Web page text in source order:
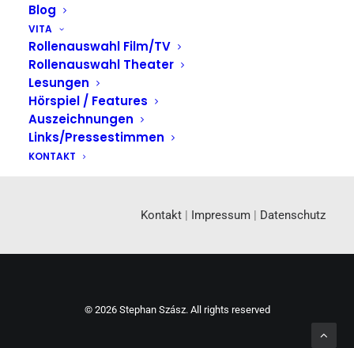
Blog
VITA
Rollenauswahl Film/TV
Rollenauswahl Theater
Lesungen
Hörspiel / Features
Auszeichnungen
Links/Pressestimmen
KONTAKT
Kontakt | Impressum | Datenschutz
© 2026 Stephan Szász. All rights reserved